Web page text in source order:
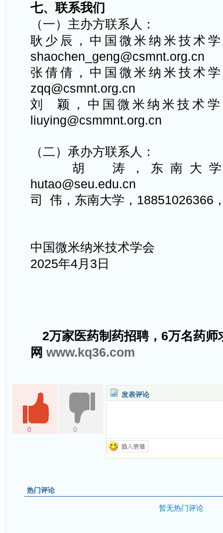
七、联系我们
（一） 主办方联系人：
耿少辰，中国微米纳米技术
shaochen_geng@csmnt.org.cn
张倩倩，中国微米纳米技术
zqq@csmnt.org.cn
刘
颖，中国微米纳米技术
liuying@csmmnt.org.cn
（二） 承办方联系人：
胡
涛，东南大
hutao@seu.edu.cn
司
伟，东南大学 ， 18851026366
中国微米纳米技术学会
2025年4月 3 日
2万家医药制药招聘，6万名药
网 www.kq36.com
0 0
发表评论
热门评论
暂无热门评论